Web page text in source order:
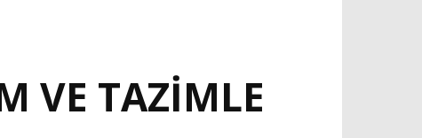
VE TAZİMLE